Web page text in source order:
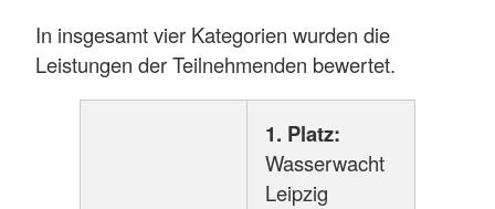
In insgesamt vier Kategorien wurden die
Leistungen der Teilnehmenden bewertet.
1. Platz:
Wasserwacht
Leipzig